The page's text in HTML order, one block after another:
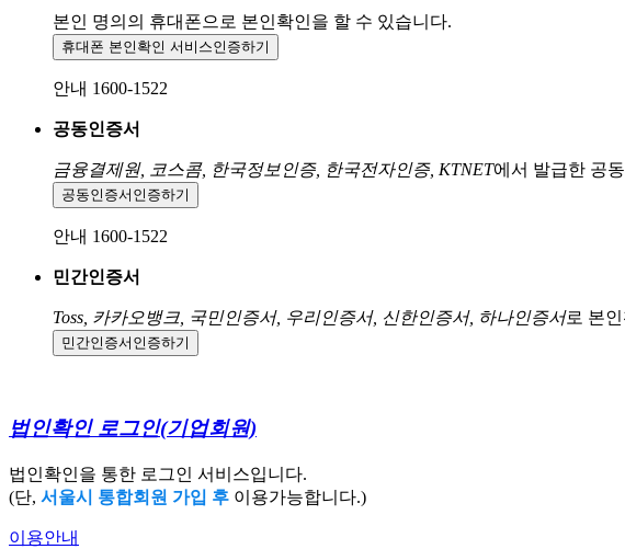
본인 명의의 휴대폰으로 본인확인을 할 수 있습니다.
휴대폰 본인확인 서비스인증하기
안내 1600-1522
공동인증서
금융결제원, 코스콤, 한국정보인증, 한국전자인증, KTNET에서 발급한 공
공동인증서 인증하기
안내 1600-1522
민간인증서
Toss, 카카오뱅크, 국민인증서, 우리인증서, 신한인증서, 하나인증서로 본
민간인증서 인증하기
법인확인 로그인(기업회원)
법인확인을 통한 로그인 서비스입니다.
(단, 서울시 통합회원 가입 후 이용가능합니다.)
이용안내